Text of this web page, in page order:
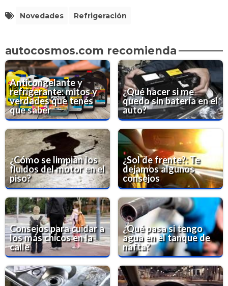
Novedades Refrigeración
autocosmos.com recomienda
Anticongelante y
refrigerante: mitos y
verdades que tenés
que saber
¿Qué hacer si me
quedo sin batería en el
auto?
¿Cómo se limpian los
fluidos del motor en el
piso?
¿Sol de frente?: Te
dejamos algunos
consejos
Consejos para cuidar a
los más chicos en la
calle
¿Qué pasa si tengo
agua en el tanque de
nafta?